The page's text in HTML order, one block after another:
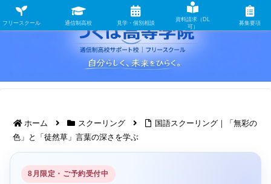
ホーム スクーリング
国語スクーリング｜「無彩の
色」と「徒然草」言葉の深さを学ぶ
8月限定・ご予約受付中
フリースクール 通信制高校 見学・個別相談
資料請求（DL
可）
募集要項